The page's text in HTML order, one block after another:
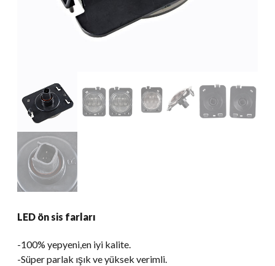
LED ön sis farları
-100% yepyeni,en iyi kalite.
-Süper parlak ışık ve yüksek verimli.